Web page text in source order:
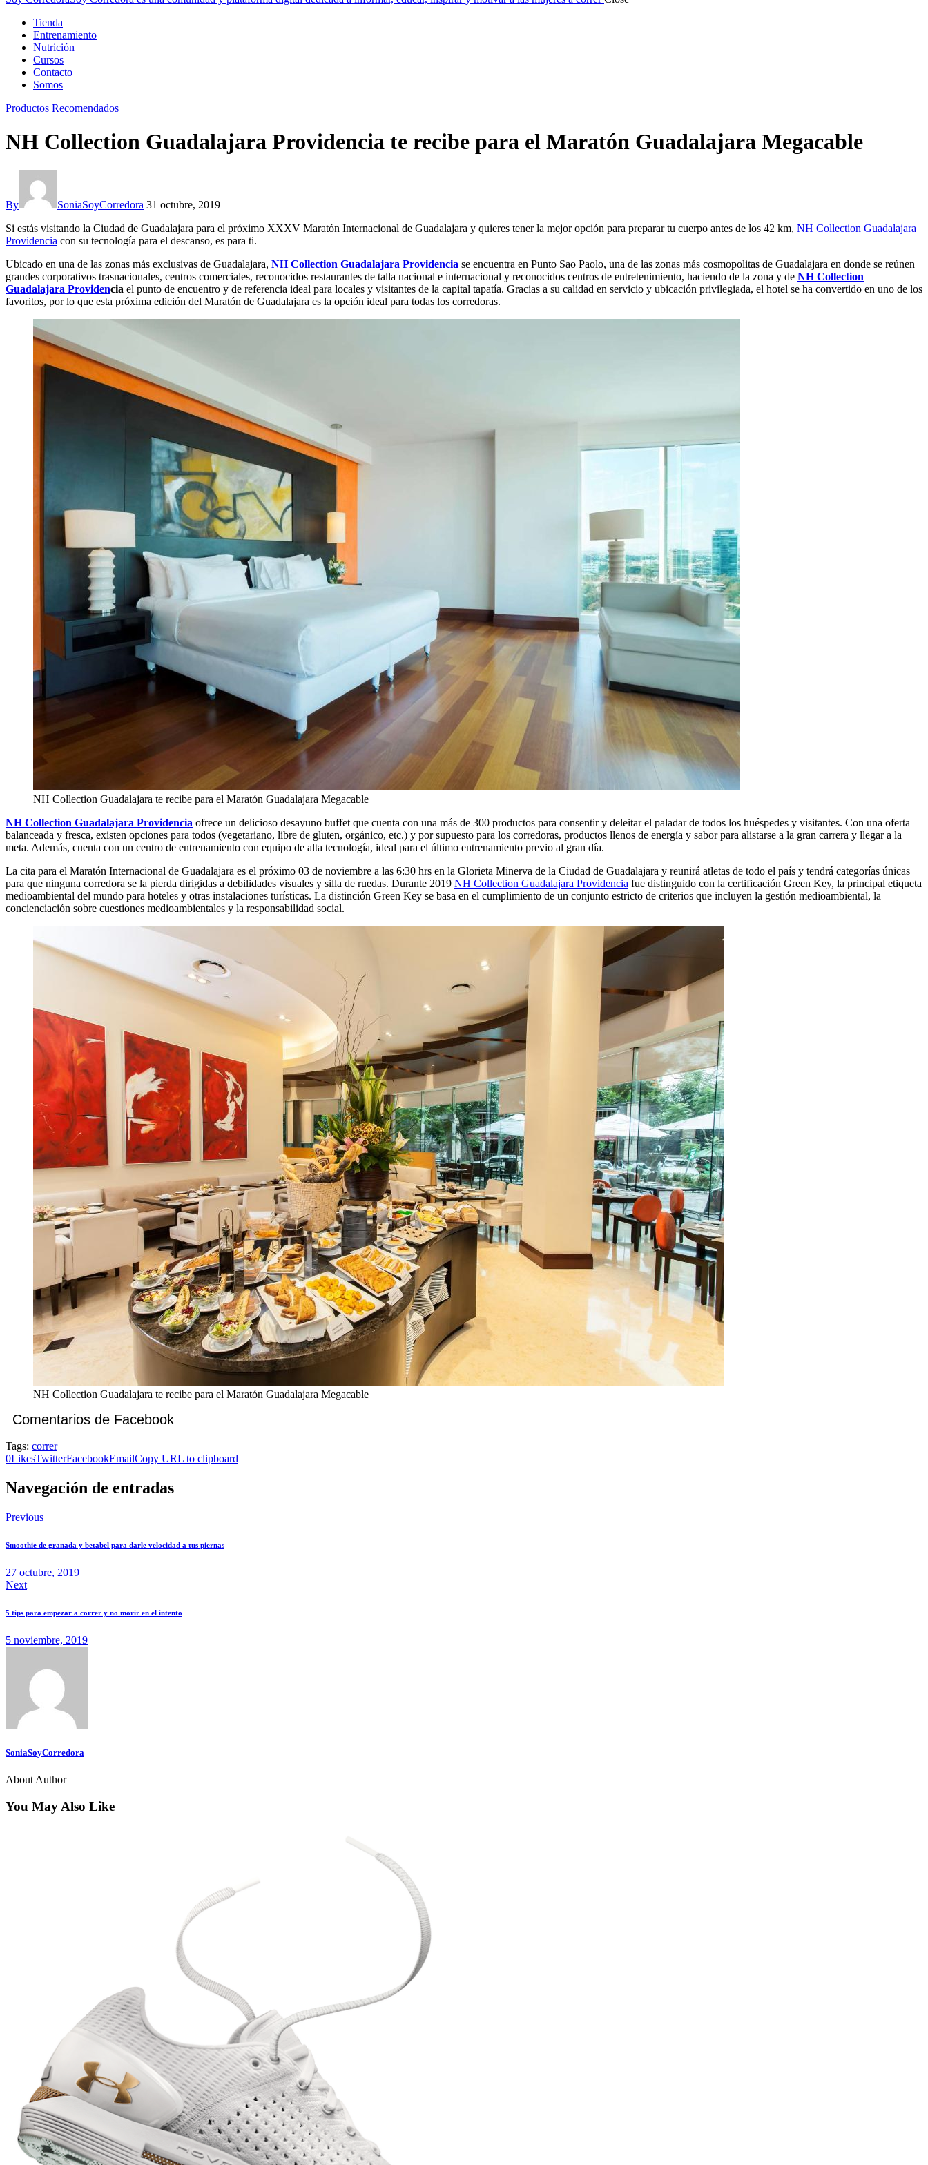
Tienda
Entrenamiento
Nutrición
Cursos
Contacto
Somos
Productos Recomendados
NH Collection Guadalajara Providencia te recibe para el Maratón Guadalajara Megacable
By SoniaSoyCorredora 31 octubre, 2019
Si estás visitando la Ciudad de Guadalajara para el próximo XXXV Maratón Internacional de Guadalajara y quieres tener la mejor opción para preparar tu cuerpo antes de los 42 km, NH Collection Guadalajara
Providencia con su tecnología para el descanso, es para ti.
Ubicado en una de las zonas más exclusivas de Guadalajara, NH Collection Guadalajara Providencia se encuentra en Punto Sao Paolo, una de las zonas más cosmopolitas de Guadalajara en donde se reúnen
grandes corporativos trasnacionales, centros comerciales, reconocidos restaurantes de talla nacional e internacional y reconocidos centros de entretenimiento, haciendo de la zona y de NH Collection
Guadalajara Providencia el punto de encuentro y de referencia ideal para locales y visitantes de la capital tapatía. Gracias a su calidad en servicio y ubicación privilegiada, el hotel se ha convertido en uno de los
favoritos, por lo que esta próxima edición del Maratón de Guadalajara es la opción ideal para todas los corredoras.
NH Collection Guadalajara te recibe para el Maratón Guadalajara Megacable
NH Collection Guadalajara Providencia ofrece un delicioso desayuno buffet que cuenta con una más de 300 productos para consentir y deleitar el paladar de todos los huéspedes y visitantes. Con una oferta
balanceada y fresca, existen opciones para todos (vegetariano, libre de gluten, orgánico, etc.) y por supuesto para los corredoras, productos llenos de energía y sabor para alistarse a la gran carrera y llegar a la
meta. Además, cuenta con un centro de entrenamiento con equipo de alta tecnología, ideal para el último entrenamiento previo al gran día.
La cita para el Maratón Internacional de Guadalajara es el próximo 03 de noviembre a las 6:30 hrs en la Glorieta Minerva de la Ciudad de Guadalajara y reunirá atletas de todo el país y tendrá categorías únicas
para que ninguna corredora se la pierda dirigidas a debilidades visuales y silla de ruedas. Durante 2019 NH Collection Guadalajara Providencia fue distinguido con la certificación Green Key, la principal etiqueta
medioambiental del mundo para hoteles y otras instalaciones turísticas. La distinción Green Key se basa en el cumplimiento de un conjunto estricto de criterios que incluyen la gestión medioambiental, la
concienciación sobre cuestiones medioambientales y la responsabilidad social.
NH Collection Guadalajara te recibe para el Maratón Guadalajara Megacable
Comentarios de Facebook
Tags: correr
0LikesTwitterFacebookEmailCopy URL to clipboard
Navegación de entradas
Previous
Smoothie de granada y betabel para darle velocidad a tus piernas
27 octubre, 2019
Next
5 tips para empezar a correr y no morir en el intento
5 noviembre, 2019
SoniaSoyCorredora
About Author
You May Also Like